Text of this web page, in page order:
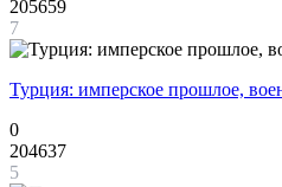
205659
7
Турция: имперское прошлое,
0
204637
5